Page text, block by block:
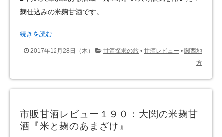
麹仕込みの米麹甘酒です。
続きを読む
2017年12月28日（木） 甘酒探求の旅 • 甘酒レビュー • 関西地
方
市販甘酒レビュー１９０：大関の米麹甘
酒『米と麹のあまざけ』